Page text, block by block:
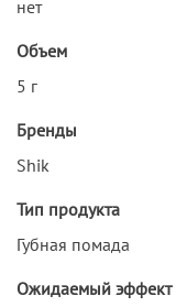
нет
Объем
5 г
Бренды
Shik
Тип продукта
Губная помада
Ожидаемый эффект